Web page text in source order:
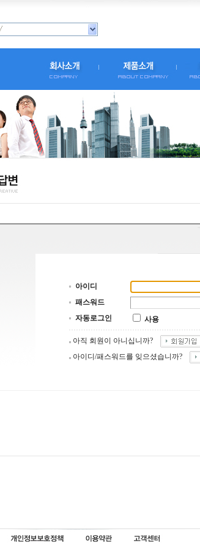
아이디
패스워드
자동로그인
사용
아직 회원이 아니십니까?
아이디/패스워드를 잊으셨습니까?